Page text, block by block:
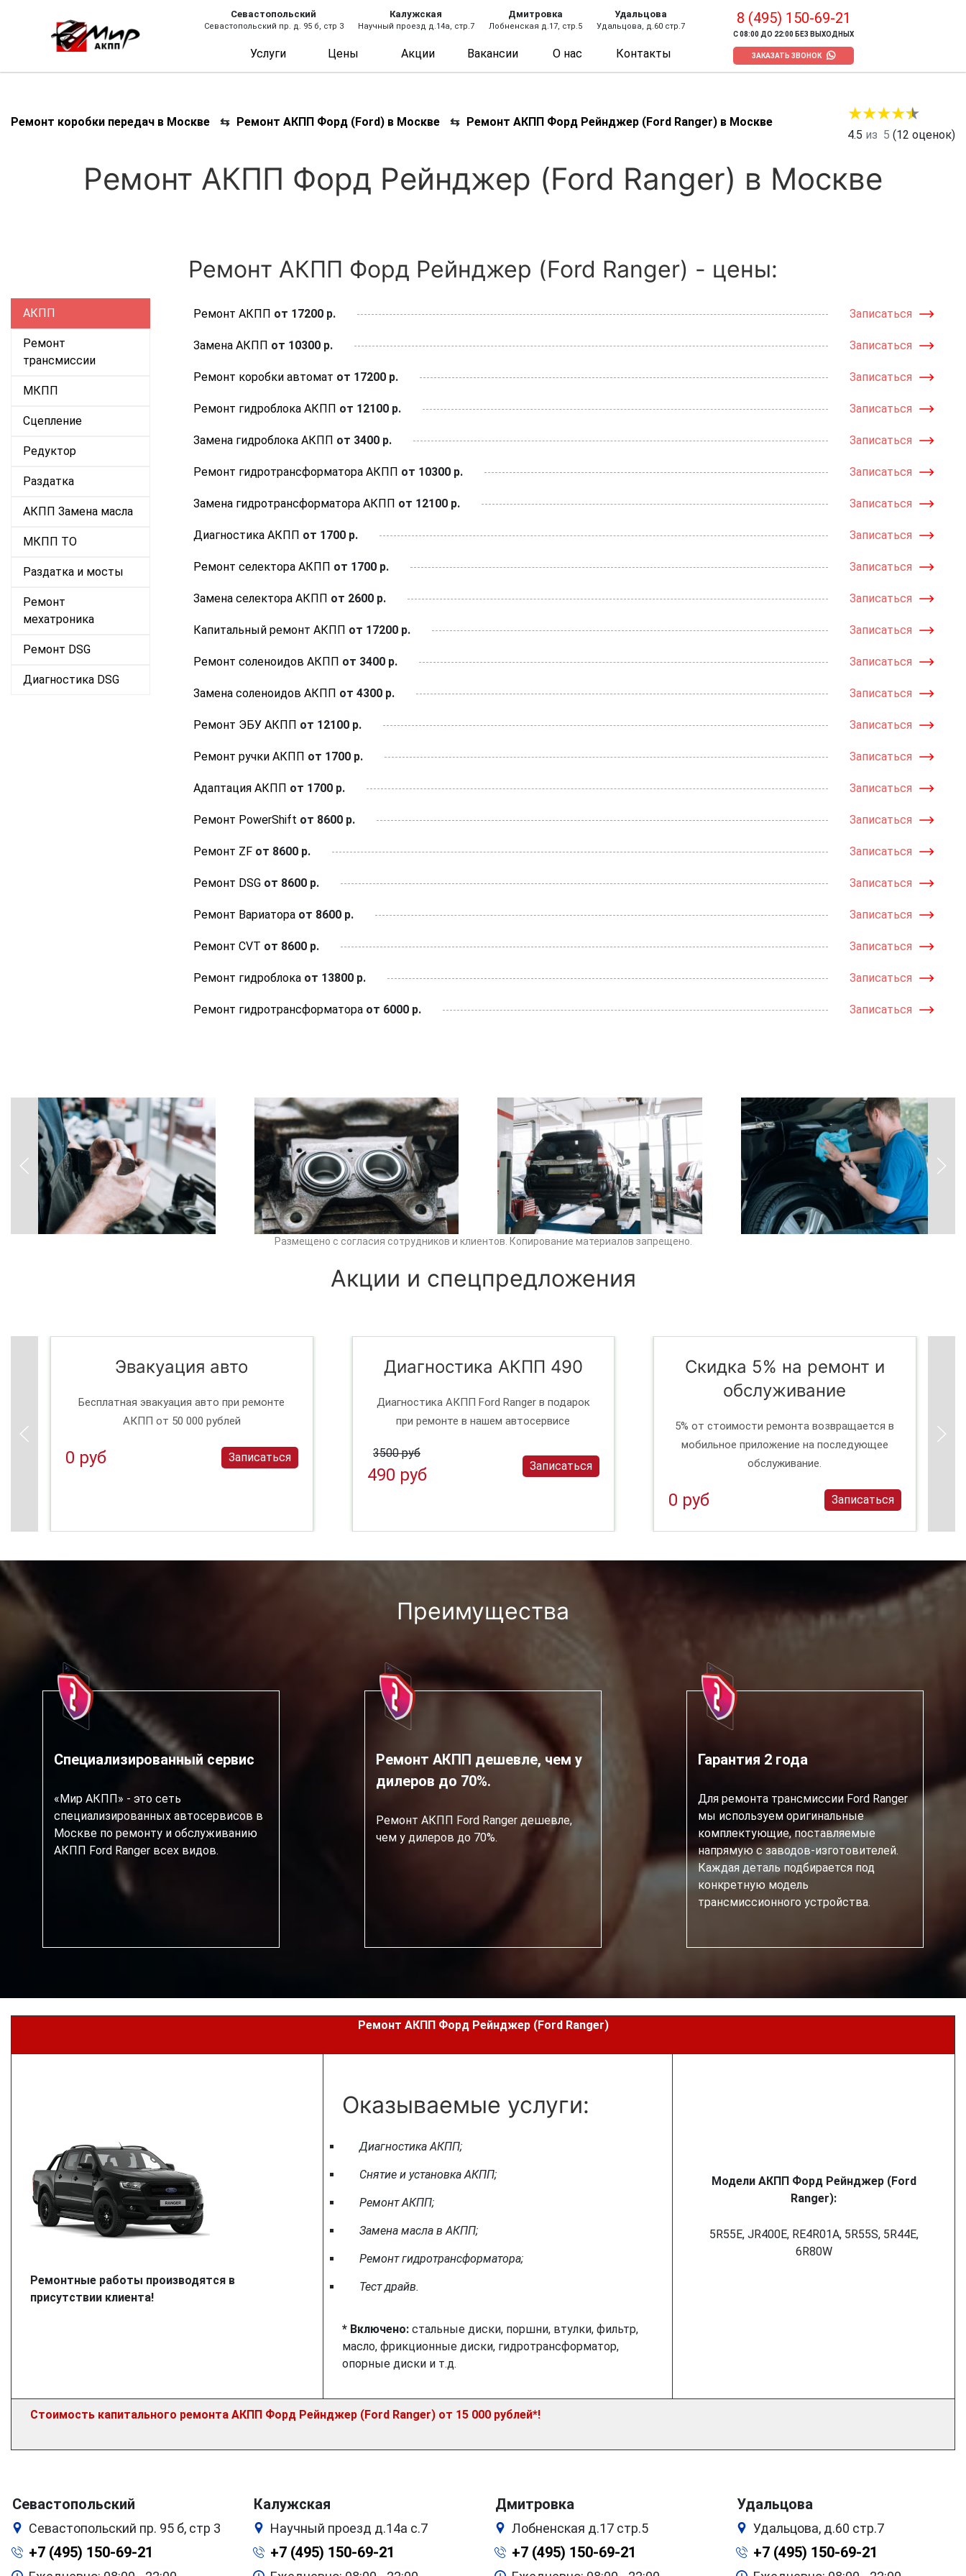
Севастопольский
Севастопольский пр. д. 95 б, стр 3
Калужская
Научный проезд д.14а, стр.7
Дмитровка
Лобненская д.17, стр.5
Удальцова
Удальцова, д.60 стр.7
Услуги Цены Акции Вакансии О нас Контакты
8 (495) 150-69-21
С 08:00 ДО 22:00 БЕЗ ВЫХОДНЫХ
ЗАКАЗАТЬ ЗВОНОК
Ремонт коробки передач в Москве ⇆ Ремонт АКПП Форд (Ford) в Москве ⇆ Ремонт АКПП Форд Рейнджер (Ford Ranger) в Москве
4.5 из 5 (12 оценок)
Ремонт АКПП Форд Рейнджер (Ford Ranger) в Москве
Ремонт АКПП Форд Рейнджер (Ford Ranger) - цены:
АКПП
Ремонт
трансмиссии
МКПП
Сцепление
Редуктор
Раздатка
АКПП Замена масла
МКПП ТО
Раздатка и мосты
Ремонт
мехатроника
Ремонт DSG
Диагностика DSG
Ремонт АКПП от 17200 р. Записаться
Замена АКПП от 10300 р. Записаться
Ремонт коробки автомат от 17200 р. Записаться
Ремонт гидроблока АКПП от 12100 р. Записаться
Замена гидроблока АКПП от 3400 р. Записаться
Ремонт гидротрансформатора АКПП от 10300 р. Записаться
Замена гидротрансформатора АКПП от 12100 р. Записаться
Диагностика АКПП от 1700 р. Записаться
Ремонт селектора АКПП от 1700 р. Записаться
Замена селектора АКПП от 2600 р. Записаться
Капитальный ремонт АКПП от 17200 р. Записаться
Ремонт соленоидов АКПП от 3400 р. Записаться
Замена соленоидов АКПП от 4300 р. Записаться
Ремонт ЭБУ АКПП от 12100 р. Записаться
Ремонт ручки АКПП от 1700 р. Записаться
Адаптация АКПП от 1700 р. Записаться
Ремонт PowerShift от 8600 р. Записаться
Ремонт ZF от 8600 р. Записаться
Ремонт DSG от 8600 р. Записаться
Ремонт Вариатора от 8600 р. Записаться
Ремонт CVT от 8600 р. Записаться
Ремонт гидроблока от 13800 р. Записаться
Ремонт гидротрансформатора от 6000 р. Записаться
Размещено с согласия сотрудников и клиентов. Копирование материалов запрещено.
Акции и спецпредложения
Эвакуация авто
Бесплатная эвакуация авто при ремонте
АКПП от 50 000 рублей
0 руб Записаться
Диагностика АКПП 490
Диагностика АКПП Ford Ranger в подарок
при ремонте в нашем автосервисе
3500 руб
490 руб Записаться
Скидка 5% на ремонт и
обслуживание
5% от стоимости ремонта возвращается в
мобильное приложение на последующее
обслуживание.
0 руб Записаться
Преимущества
Специализированный сервис
«Мир АКПП» - это сеть
специализированных автосервисов в
Москве по ремонту и обслуживанию
АКПП Ford Ranger всех видов.
Ремонт АКПП дешевле, чем у
дилеров до 70%.
Ремонт АКПП Ford Ranger дешевле,
чем у дилеров до 70%.
Гарантия 2 года
Для ремонта трансмиссии Ford Ranger
мы используем оригинальные
комплектующие, поставляемые
напрямую с заводов-изготовителей.
Каждая деталь подбирается под
конкретную модель
трансмиссионного устройства.
Ремонт АКПП Форд Рейнджер (Ford Ranger)
Ремонтные работы производятся в
присутствии клиента!
Оказываемые услуги:
Диагностика АКПП;
Снятие и установка АКПП;
Ремонт АКПП;
Замена масла в АКПП;
Ремонт гидротрансформатора;
Тест драйв.
* Включено: стальные диски, поршни, втулки, фильтр,
масло, фрикционные диски, гидротрансформатор,
опорные диски и т.д.
Модели АКПП Форд Рейнджер (Ford
Ranger):
5R55E, JR400E, RE4R01A, 5R55S, 5R44E,
6R80W
Стоимость капитального ремонта АКПП Форд Рейнджер (Ford Ranger) от 15 000 рублей*!
Севастопольский
Севастопольский пр. 95 б, стр 3
+7 (495) 150-69-21
Калужская
Научный проезд д.14а с.7
+7 (495) 150-69-21
Дмитровка
Лобненская д.17 стр.5
+7 (495) 150-69-21
Удальцова
Удальцова, д.60 стр.7
+7 (495) 150-69-21